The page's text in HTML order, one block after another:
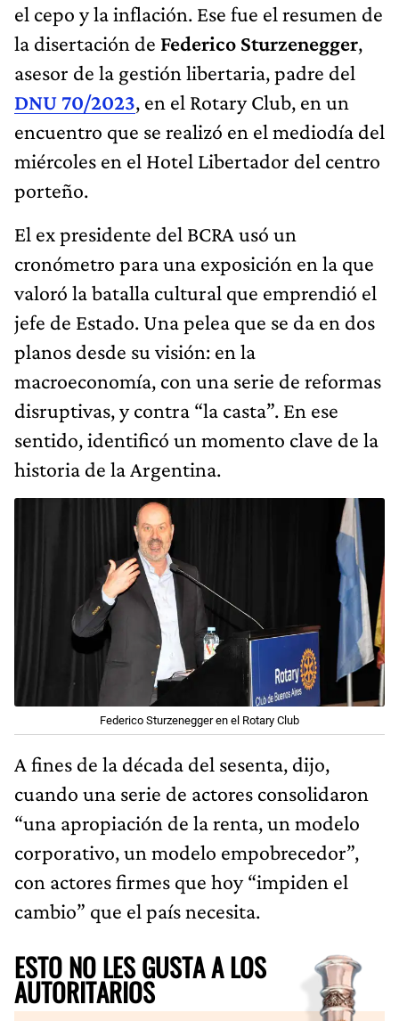
el cepo y la inflación. Ese fue el resumen de
la disertación de Federico Sturzenegger,
asesor de la gestión libertaria, padre del
DNU 70/2023, en el Rotary Club, en un
encuentro que se realizó en el mediodía del
miércoles en el Hotel Libertador del centro
porteño.
El ex presidente del BCRA usó un
cronómetro para una exposición en la que
valoró la batalla cultural que emprendió el
jefe de Estado. Una pelea que se da en dos
planos desde su visión: en la
macroeconomía, con una serie de reformas
disruptivas, y contra “la casta”. En ese
sentido, identificó un momento clave de la
historia de la Argentina.
Federico Sturzenegger en el Rotary Club
A fines de la década del sesenta, dijo,
cuando una serie de actores consolidaron
“una apropiación de la renta, un modelo
corporativo, un modelo empobrecedor”,
con actores firmes que hoy “impiden el
cambio” que el país necesita.
ESTO NO LES GUSTA A LOS
AUTORITARIOS